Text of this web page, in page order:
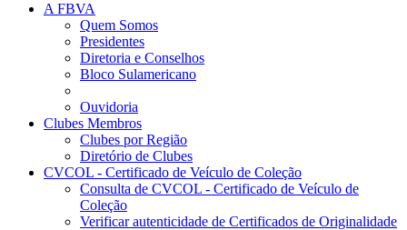
A FBVA
Quem Somos
Presidentes
Diretoria e Conselhos
Bloco Sulamericano
Ouvidoria
Clubes Membros
Clubes por Região
Diretório de Clubes
CVCOL - Certificado de Veículo de Coleção
Consulta de CVCOL - Certificado de Veículo de
Coleção
Verificar autenticidade de Certificados de Originalidade